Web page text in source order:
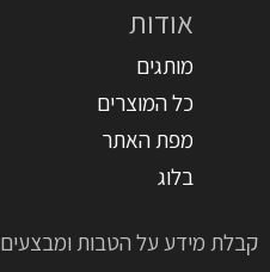
אודות
מותגים
כל המוצרים
מפת האתר
בלוג
קבלת מידע על הטבות ומבצעים